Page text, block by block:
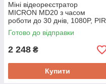
Міні відеореєстратор
MICRON MD20 з часом
роботи до 30 днів, 1080P, PIR
датчик, ІК підсвічування
Готово до відправки
2 248 ₴
Купити